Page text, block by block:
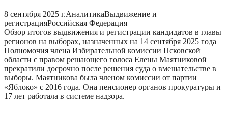
8 сентября 2025 г.АналитикаВыдвижение и
регистрацияРоссийская Федерация
Обзор итогов выдвижения и регистрации кандидатов в главы
регионов на выборах, назначенных на 14 сентября 2025 года
Полномочия члена Избирательной комиссии Псковской
области с правом решающего голоса Елены Маятниковой
прекратили досрочно после решения суда о вмешательстве в
выборы. Маятникова была членом комиссии от партии
«Яблоко» с 2016 года. Она пенсионер органов прокуратуры и
17 лет работала в системе надзора.